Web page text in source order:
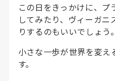
この日をきっかけに、プ
してみたり、ヴィーガニ
りするのもいいでしょう。
小さな一歩が世界を変え
す。